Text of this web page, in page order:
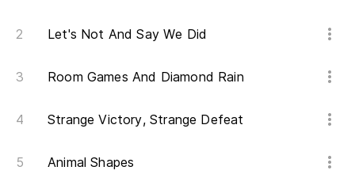
Let's Not And Say We Did
Room Games And Diamond Rain
Strange Victory, Strange Defeat
Animal Shapes